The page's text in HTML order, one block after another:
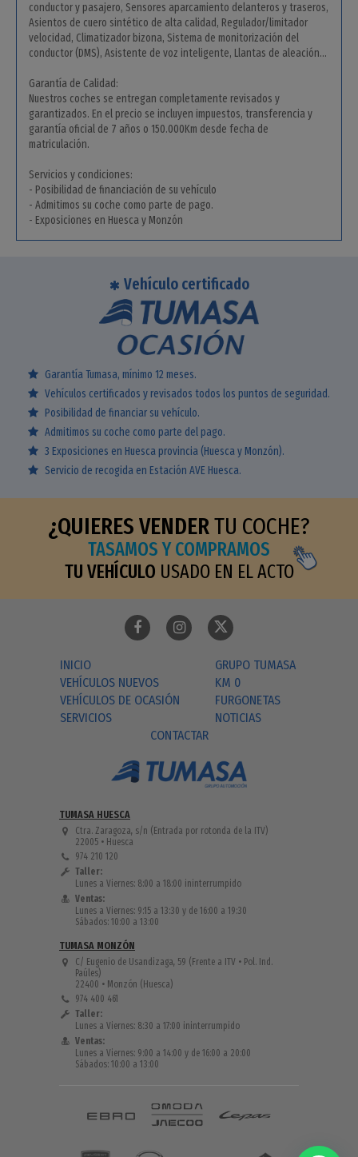
conductor y pasajero, Sensores aparcamiento delanteros y traseros,
Asientos de cuero sintético de alta calidad, Regulador/limitador
velocidad, Climatizador bizona, Sistema de monitorización del
conductor (DMS), Asistente de voz inteligente, Llantas de aleación...
Garantía de Calidad:
Nuestros coches se entregan completamente revisados y
garantizados. En el precio se incluyen impuestos, transferencia y
garantía oficial de 7 años o 150.000Km desde fecha de
matriculación.
Servicios y condiciones:
- Posibilidad de financiación de su vehículo
- Admitimos su coche como parte de pago.
- Exposiciones en Huesca y Monzón
Vehículo certificado
Garantía Tumasa, mínimo 12 meses.
Vehículos certificados y revisados todos los puntos de seguridad.
Posibilidad de financiar su vehículo.
Admitimos su coche como parte del pago.
3 Exposiciones en Huesca provincia (Huesca y Monzón).
Servicio de recogida en Estación AVE Huesca.
¿QUIERES VENDERTU COCHE?
TASAMOS Y COMPRAMOS
TU VEHÍCULO USADO EN EL ACTO
INICIO
GRUPO TUMASA
VEHÍCULOS NUEVOS
KM 0
VEHÍCULOS DE OCASIÓN
FURGONETAS
SERVICIOS
NOTICIAS
CONTACTAR
TUMASA HUESCA
Ctra. Zaragoza, s/n (Entrada por rotonda de la ITV)
22005 • Huesca
974 210 120
Taller:
Lunes a Viernes: 8:00 a 18:00 ininterrumpido
Ventas:
Lunes a Viernes: 9:15 a 13:30 y de 16:00 a 19:30
Sábados: 10:00 a 13:00
TUMASA MONZÓN
C/ Eugenio de Usandizaga, 59 (Frente a ITV • Pol. Ind.
Paúles)
22400 • Monzón (Huesca)
974 400 461
Taller:
Lunes a Viernes: 8:30 a 17:00 ininterrumpido
Ventas:
Lunes a Viernes: 9:00 a 14:00 y de 16:00 a 20:00
Sábados: 10:00 a 13:00